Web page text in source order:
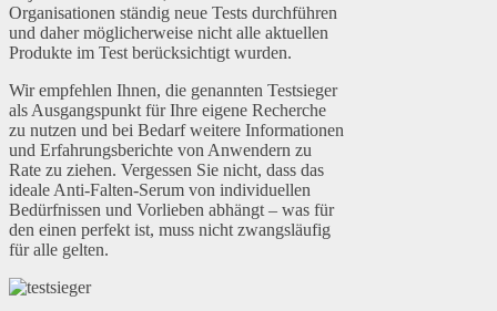
Organisationen ständig neue Tests durchführen
und daher möglicherweise nicht alle aktuellen
Produkte im Test berücksichtigt wurden.
Wir empfehlen Ihnen, die genannten Testsieger
als Ausgangspunkt für Ihre eigene Recherche
zu nutzen und bei Bedarf weitere Informationen
und Erfahrungsberichte von Anwendern zu
Rate zu ziehen. Vergessen Sie nicht, dass das
ideale Anti-Falten-Serum von individuellen
Bedürfnissen und Vorlieben abhängt – was für
den einen perfekt ist, muss nicht zwangsläufig
für alle gelten.